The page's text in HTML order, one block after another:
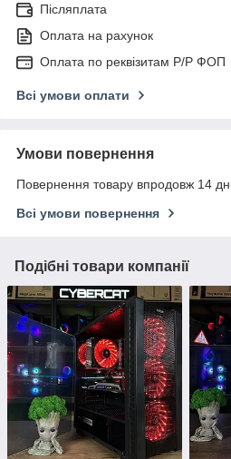
Післяплата
Оплата на рахунок
Оплата по реквізитам Р/Р ФОП
Всі умови оплати
Умови повернення
Повернення товару впродовж 14
Всі умови повернення
Подібні товари компанії